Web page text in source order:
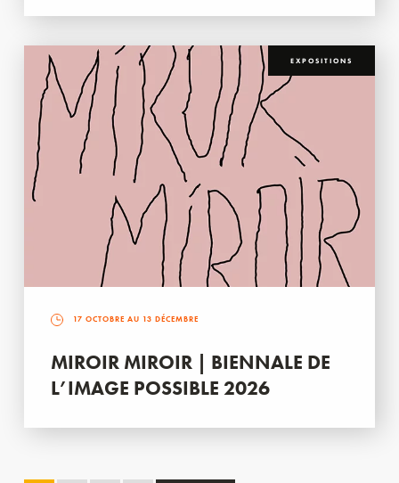
EXPOSITIONS
17 OCTOBRE AU 13 DÉCEMBRE
MIROIR MIROIR | BIENNALE DE
L’IMAGE POSSIBLE 2026